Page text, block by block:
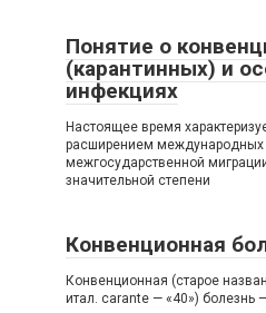
Понятие о
(карантинных) и
инфекциях
Настоящее время
расширением международных
межгосударственной
значительной степени
Конвенционная
Конвенционная (старое
итал. carante — «40») болезнь